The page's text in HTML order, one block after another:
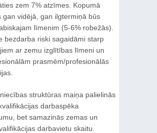
zem 7% atzīmes. Kopumā
gan vidējā, gan ilgtermiņā būs
līmenim (5-6% robežās).
bezdarba riski sagaidāmi starp
ar zemu izglītības līmeni un
prasmēm/profesionālās
struktūras maiņa palielinās
darbaspēka
bet samazinās zemas un
darbavietu skaitu.